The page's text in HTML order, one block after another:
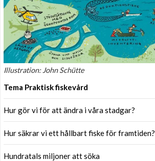
Illustration: John Schütte
Tema Praktisk fiskevård
Hur gör vi för att ändra i våra stadgar?
Hur säkrar vi ett hållbart fiske för framtiden?
Hundratals miljoner att söka